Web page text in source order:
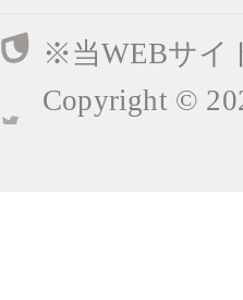
※当WEBサイ
Copyright ©